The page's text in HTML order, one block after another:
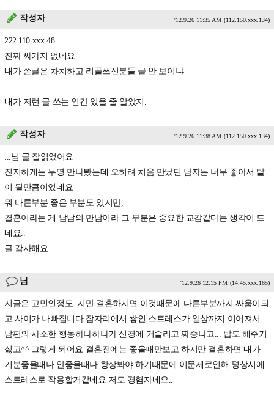
작성자 '12.9.26 11:35 AM (112.150.xxx.134)
222.110.xxx.48
진짜 싸가지 없네요
내가 쓴글은 차치하고 리플쓰신분들 글 안 보이냐
내가 저런 글 쓰는 인간 있을 줄 알았지.
작성자 '12.9.26 11:38 AM (112.150.xxx.134)
...님 글 잘읽었어요
진지하게는 두명 만나봤는데 오히려 처음 만났던 남자는 너무 좋아서 탈
이 될만큼이었네요
뭐 다른부분 좋은 부분도 있지만,
결혼이라는 게 남남의 만남이라 그 부분은 중요한 교감같다는 생각이 드
네요..
글 감사해요
님 '12.9.26 12:15 PM (14.45.xxx.165)
지금은 고민인정도..지만 결혼하시면 이것때문에 다른부분까지 싸움이되
고 사이가 나빠집니다 잠자리에서 쌓인 스트레스가 일상까지 이어져서
남편의 사소한 행동하나하나가 신경에 거슬리고 짜증나고... 밥도 해주기
싫고^^ 그렇게 되어요 결혼전에는 좋을때만보고 하지만 결혼하면 내가
기분좋을때나 안좋을때나 항상봐야 하기때문에 이문제로인해 평상시에
스트레스로 작용할거같네요 저도 경험자네요..